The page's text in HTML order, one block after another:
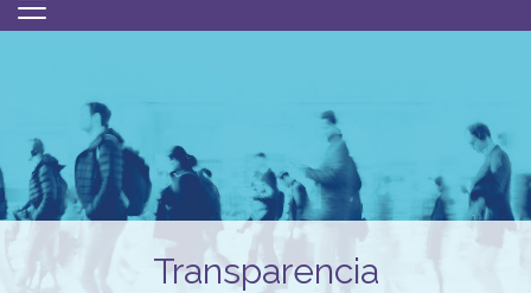
Transparencia